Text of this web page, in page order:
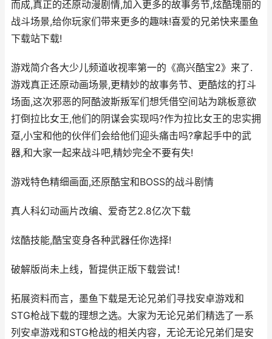
而成,真正的还原动漫剧情,加入更多的故事务节,炫酷瑰丽的
战斗场景,给你玩家们带来更多的趣味!喜爱的兄弟快来墨鱼
下载站下载!
游戏简介各大少儿频道收视率第一的《高兴酷宝2》来了.
游戏真正还原动画场景,更精妙的故事务节、更酷炫的打斗
场面,这次邪恶的阿酷波斯叛军们想凭借空间站为跳板意欲
打倒拉比女王,他们的阴谋会实现吗?作为拉比女王的忠实拥
趸,小宝和他的伙伴们会给他们迎头痛击吗?拿起手中的武
器,和大家一起来战斗吧,精妙完全不要有失!
游戏特色精细画面,还原酷宝和BOSS的战斗剧情
真人科幻动画片改编、爱奇艺2.8亿次下载
炫酷技能,酷宝变身各种武器任你选择!
破解版尚未上线，暂提供正版下载尝试！
拓展资料而言，墨鱼下载是无论兄弟们寻找安卓游戏和
STG枪战下载的理想之选。大家为无论兄弟们精选了一系
列安卓游戏和STG枪战的相关内容，无论无论兄弟们是安